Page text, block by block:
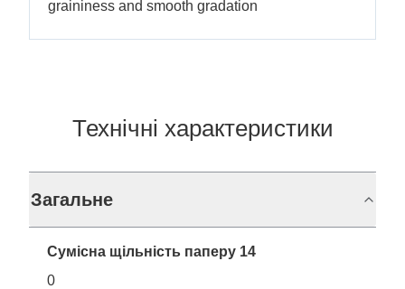
graininess and smooth gradation
Технічні характеристики
Загальне
Сумісна щільність паперу 14
0